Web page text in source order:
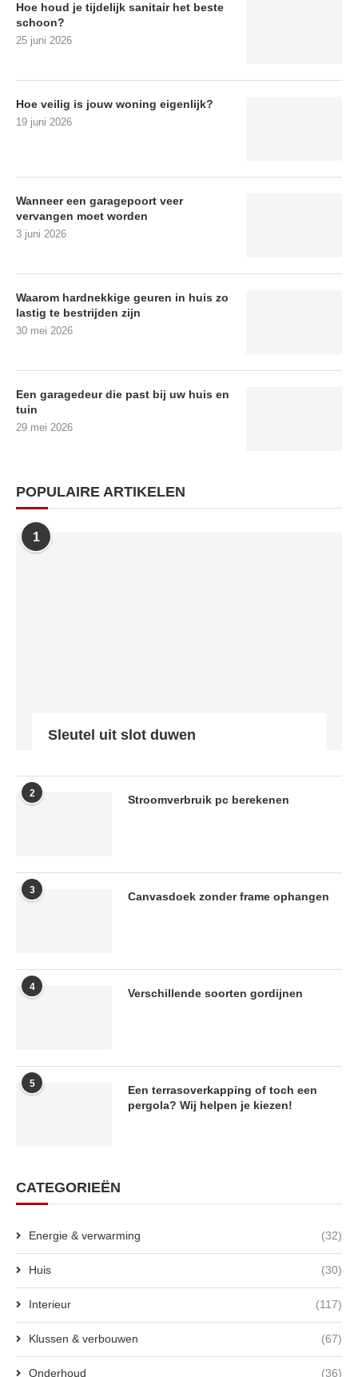
Hoe houd je tijdelijk sanitair het beste
schoon?
25 juni 2026
Hoe veilig is jouw woning eigenlijk?
19 juni 2026
Wanneer een garagepoort veer
vervangen moet worden
3 juni 2026
Waarom hardnekkige geuren in huis zo
lastig te bestrijden zijn
30 mei 2026
Een garagedeur die past bij uw huis en
tuin
29 mei 2026
POPULAIRE ARTIKELEN
1
Sleutel uit slot duwen
2 Stroomverbruik pc berekenen
3 Canvasdoek zonder frame ophangen
4 Verschillende soorten gordijnen
5
Een terrasoverkapping of toch een
pergola? Wij helpen je kiezen!
CATEGORIEËN
Energie & verwarming (32)
Huis (30)
Interieur (117)
Klussen & verbouwen (67)
Onderhoud (36)